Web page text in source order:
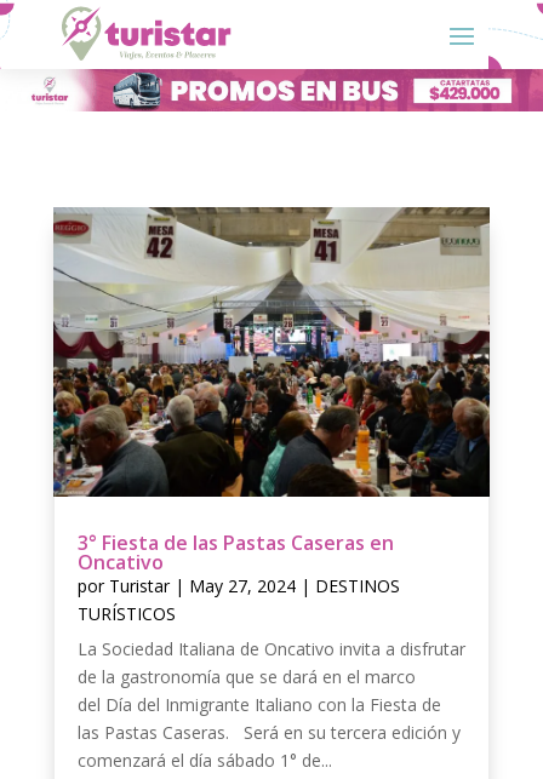
3° Fiesta de las Pastas Caseras en
Oncativo
por Turistar| May 27, 2024| DESTINOS
TURÍSTICOS
La Sociedad Italiana de Oncativo invita a disfrutar
de la gastronomía que se dará en el marco
del Día del Inmigrante Italiano con la Fiesta de
las Pastas Caseras. Será en su tercera edición y
comenzará el día sábado 1° de...